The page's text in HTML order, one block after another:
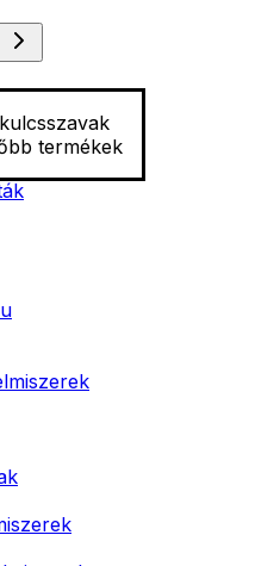
termékek